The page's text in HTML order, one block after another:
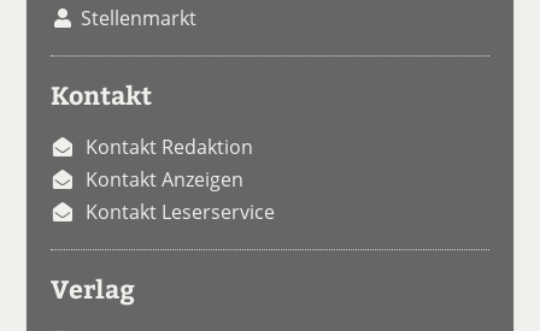
Stellenmarkt
Kontakt
Kontakt Redaktion
Kontakt Anzeigen
Kontakt Leserservice
Verlag